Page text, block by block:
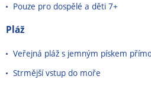
Pouze pro dospělé a děti 7+
Pláž
Veřejná pláž s jemným pískem
Strmější vstup do moře